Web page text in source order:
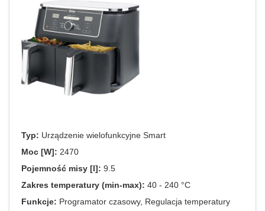
Typ: Urządzenie wielofunkcyjne Smart
Moc [W]: 2470
Pojemność misy [l]: 9.5
Zakres temperatury (min-max): 40 - 240 °C
Funkcje: Programator czasowy, Regulacja temperatury